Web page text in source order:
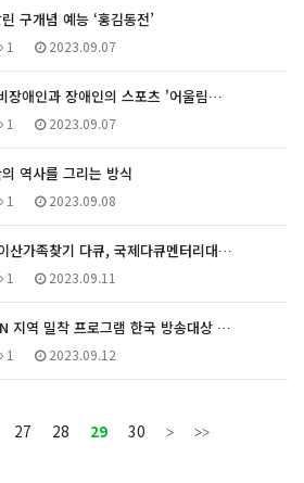
구개념 예능 ‘홍김동전’
1 2023.09.07
장애인과 장애인의 스포츠 '어울림…
1 2023.09.07
역사를 그리는 방식
1 2023.09.08
산가족찾기 다큐, 국제다큐멘터리대…
1 2023.09.11
지역 밀착 프로그램 한국 방송대상 …
1 2023.09.12
27 28 29 30